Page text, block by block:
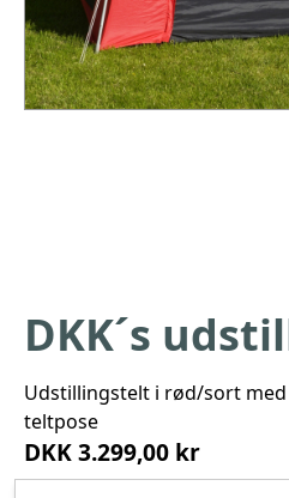
DKK´s
Udstillingstelt i rød/sort
teltpose
DKK 3.299,00 kr